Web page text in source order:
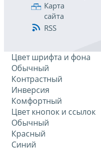
Карта
сайта
RSS
Цвет шрифта и фона
Обычный
Контрастный
Инверсия
Комфортный
Цвет кнопок и ссылок
Обычный
Красный
Синий